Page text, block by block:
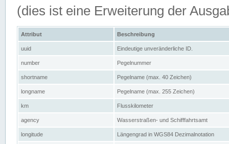
(dies ist eine Erweiterung der
Attribut Beschreibung
uuid Eindeutige unveränderliche ID.
number Pegelnummer
shortname Pegelname (max. 40 Zeichen)
longname Pegelname (max. 255 Zeichen)
km Flusskilometer
agency Wasserstraßen- und Schifffahrtsamt
longitude Längengrad in WGS84 Dezimalnotation